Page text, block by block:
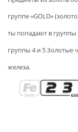
группе «GOLD»
ты попадают в группы
группы 4 и 5 Золотые
железа.